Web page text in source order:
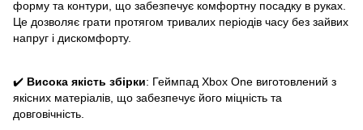
форму та контури, що забезпечує комфортну посадку в руках.
Це дозволяє грати протягом тривалих періодів часу без зайвих
напруг і дискомфорту.
✔️ Висока якість збірки: Геймпад Xbox One виготовлений з
якісних матеріалів, що забезпечує його міцність та
довговічність.